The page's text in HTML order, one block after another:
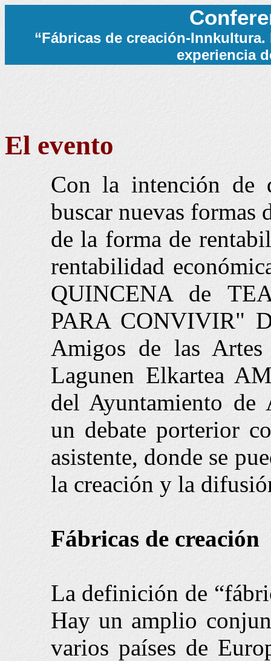
“Fábricas de creación-
experiencia
El evento
Con la intención de
buscar nuevas formas
de la forma de
rentabilidad
QUINCENA de
PARA CONVIVIR"
Amigos de las Artes
Lagunen Elkartea
del Ayuntamiento de
un debate porterior
asistente, donde se
la creación y la
Fábricas de creación
La definición de
Hay un amplio
varios países de